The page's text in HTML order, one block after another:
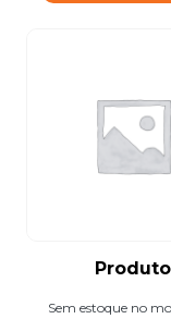
Produto
Sem estoque no